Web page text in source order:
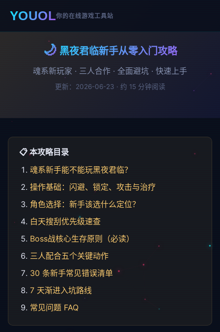
YOUOL你的在线游戏工具站
🌙 黑夜君临新手从零入门攻略
魂系新玩家 · 三人合作 · 全面避坑 · 快速上手
更新：2026-06-23 · 约 15 分钟阅读
📋 本攻略目录
魂系新手能不能玩黑夜君临？
操作基础：闪避、锁定、攻击与治疗
角色选择：新手该选什么定位？
白天搜刮优先级速查
Boss战核心生存原则（必读）
三人配合五个关键动作
30 条新手常见错误清单
7 天渐进入坑路线
常见问题 FAQ